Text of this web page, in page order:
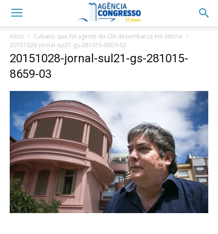
Início
Cubano que foi agente da CIA desembarca em Vitória
20151028-jornal-sul21-gs-281015-8659-03
20151028-jornal-sul21-gs-281015-
8659-03